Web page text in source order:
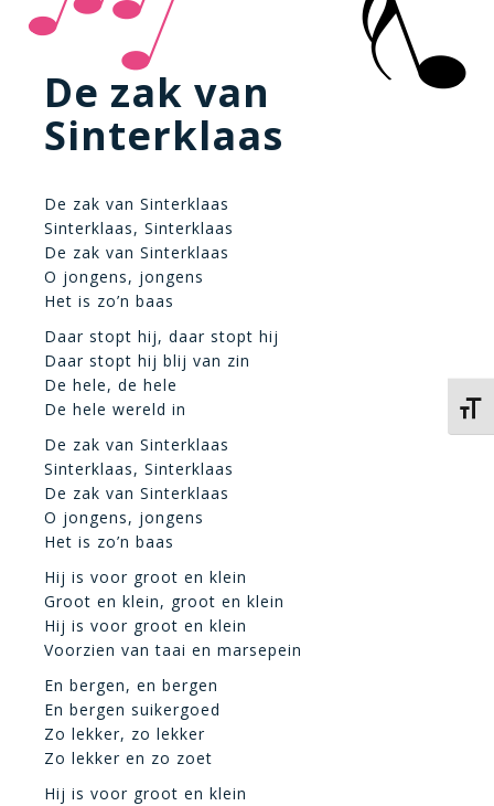
De zak van
Sinterklaas
De zak van Sinterklaas
Sinterklaas, Sinterklaas
De zak van Sinterklaas
O jongens, jongens
Het is zo’n baas
Daar stopt hij, daar stopt hij
Daar stopt hij blij van zin
De hele, de hele
De hele wereld in
De zak van Sinterklaas
Sinterklaas, Sinterklaas
De zak van Sinterklaas
O jongens, jongens
Het is zo’n baas
Hij is voor groot en klein
Groot en klein, groot en klein
Hij is voor groot en klein
Voorzien van taai en marsepein
En bergen, en bergen
En bergen suikergoed
Zo lekker, zo lekker
Zo lekker en zo zoet
Hij is voor groot en klein